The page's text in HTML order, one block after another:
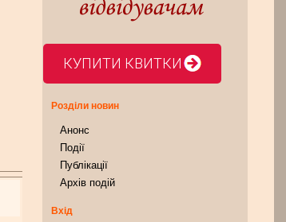
КУПИТИ КВИТКИ
Розділи новин
Анонс
Події
Публікації
Архів подій
Вхід